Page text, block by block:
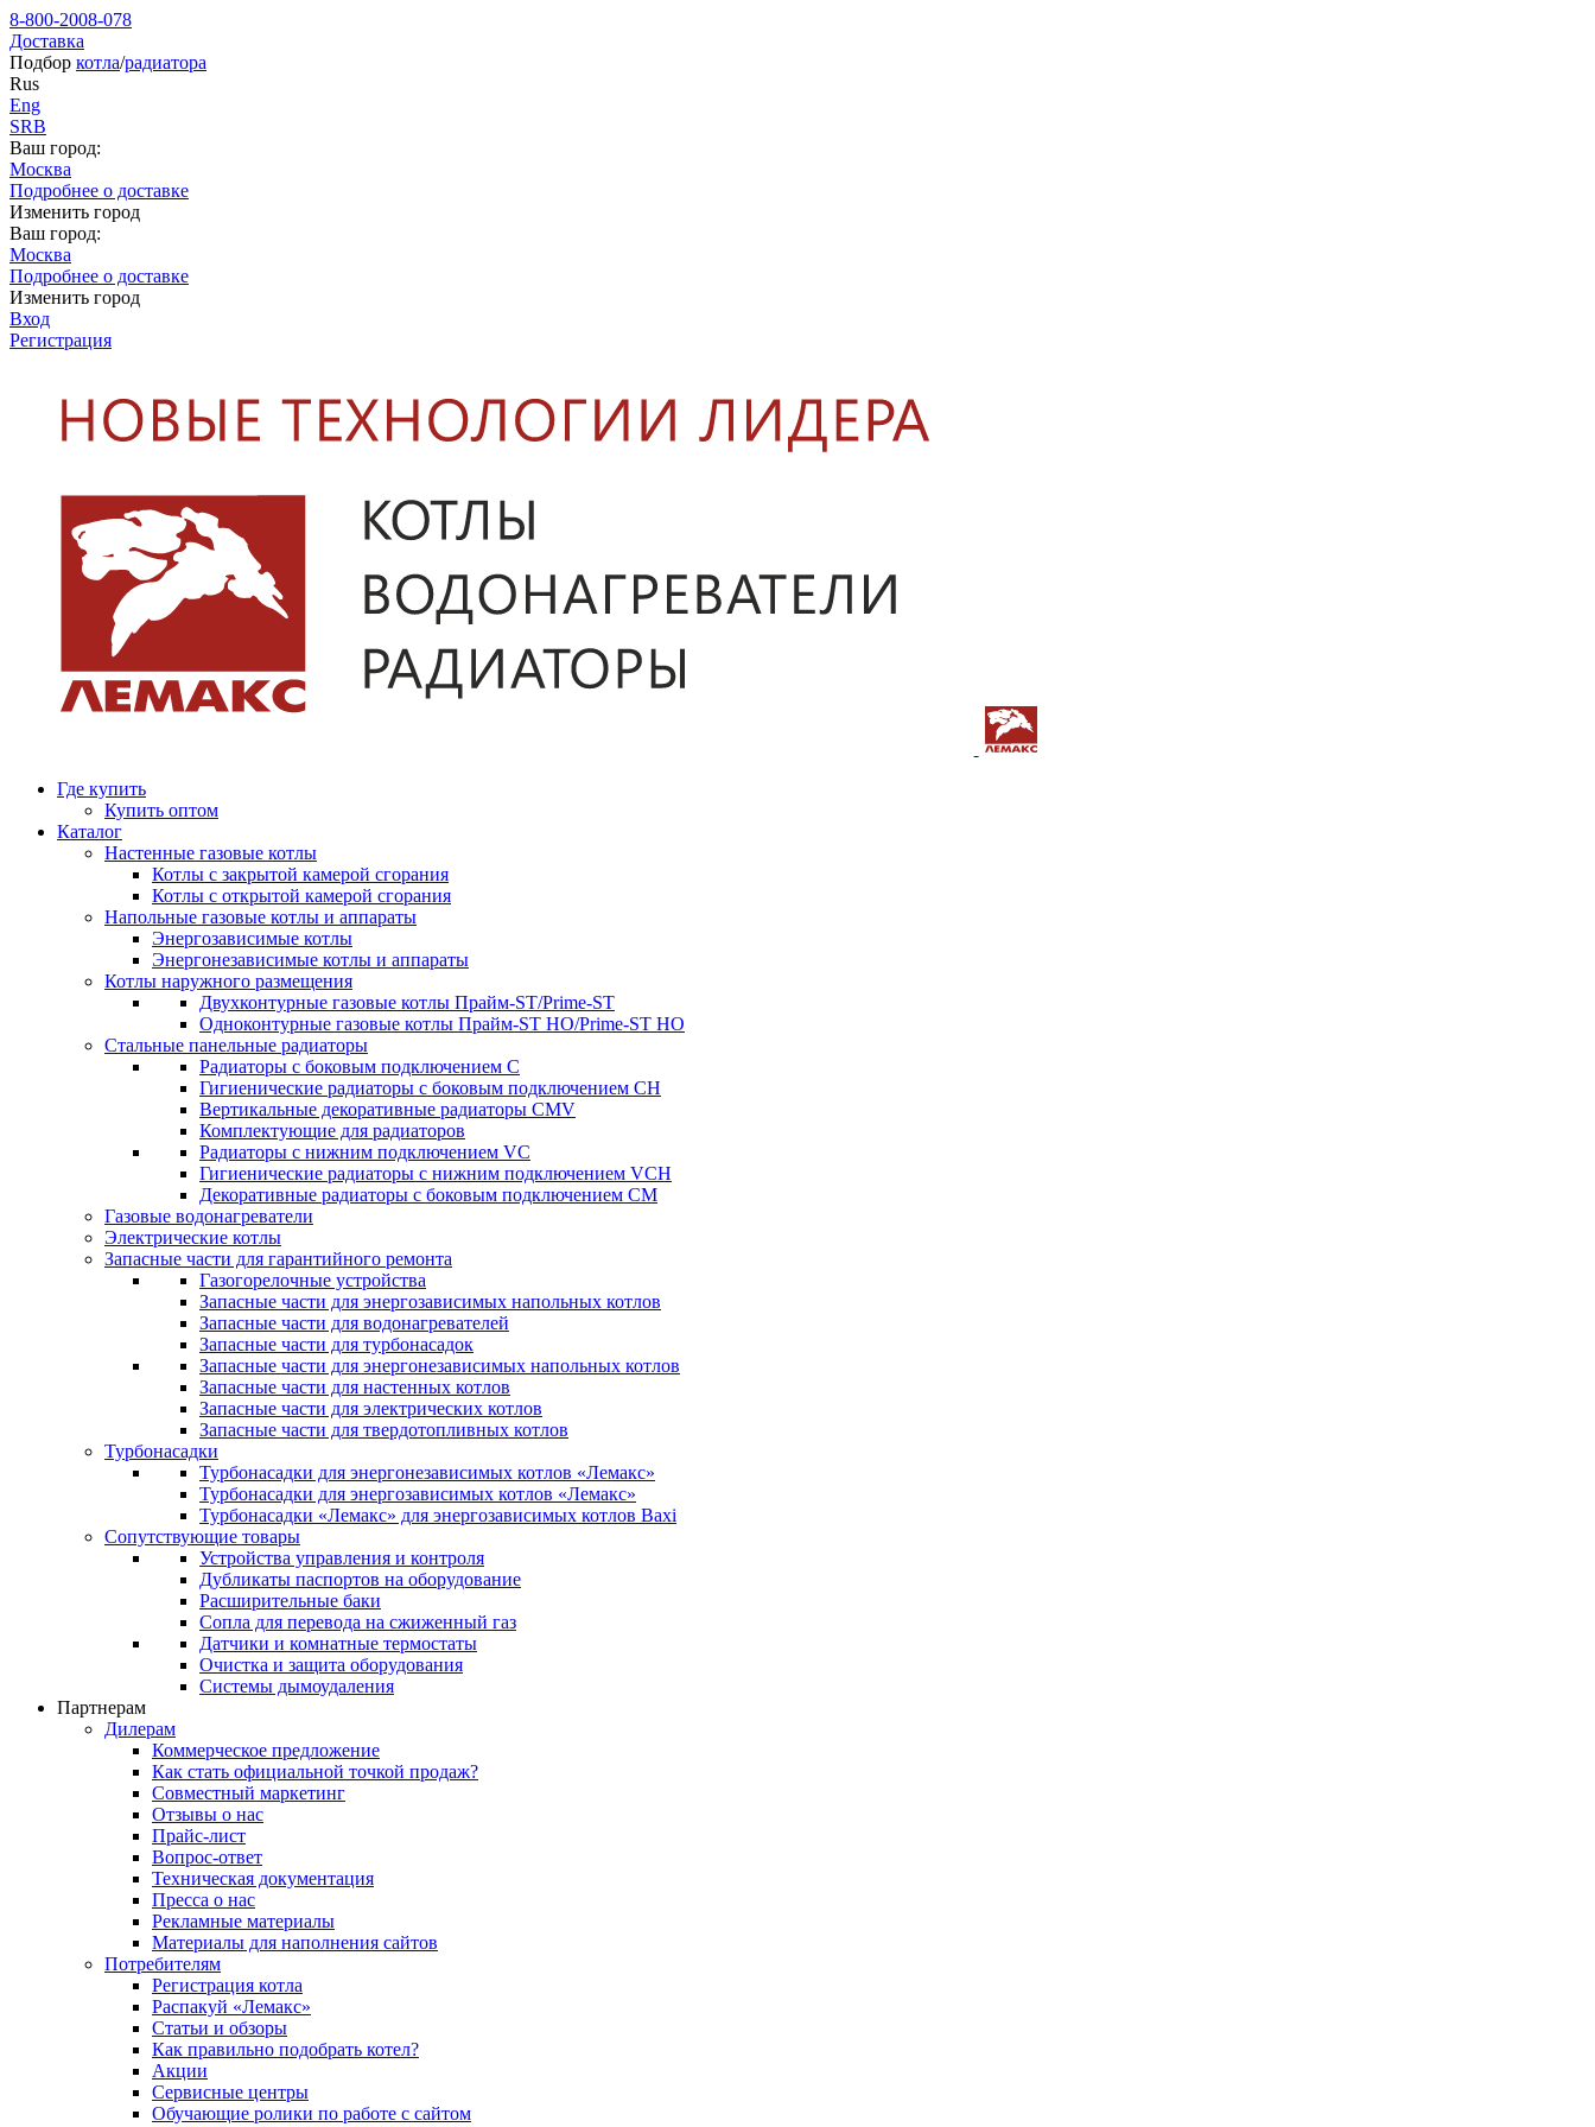
8-800-2008-078
Доставка
Подбор котла/радиатора
Rus
Eng
SRB
Ваш город:
Москва
Подробнее о доставке
Изменить город
Ваш город:
Москва
Подробнее о доставке
Изменить город
Вход
Регистрация
Где купить
Купить оптом
Каталог
Настенные газовые котлы
Котлы с закрытой камерой сгорания
Котлы с открытой камерой сгорания
Напольные газовые котлы и аппараты
Энергозависимые котлы
Энергонезависимые котлы и аппараты
Котлы наружного размещения
Двухконтурные газовые котлы Прайм-ST/Prime-ST
Одноконтурные газовые котлы Прайм-ST HO/Prime-ST HO
Стальные панельные радиаторы
Радиаторы c боковым подключением C
Гигиенические радиаторы c боковым подключением CH
Вертикальные декоративные радиаторы CMV
Комплектующие для радиаторов
Радиаторы c нижним подключением VC
Гигиенические радиаторы c нижним подключением VCH
Декоративные радиаторы с боковым подключением CM
Газовые водонагреватели
Электрические котлы
Запасные части для гарантийного ремонта
Газогорелочные устройства
Запасные части для энергозависимых напольных котлов
Запасные части для водонагревателей
Запасные части для турбонасадок
Запасные части для энергонезависимых напольных котлов
Запасные части для настенных котлов
Запасные части для электрических котлов
Запасные части для твердотопливных котлов
Турбонасадки
Турбонасадки для энергонезависимых котлов «Лемакс»
Турбонасадки для энергозависимых котлов «Лемакс»
Турбонасадки «Лемакс» для энергозависимых котлов Baxi
Сопутствующие товары
Устройства управления и контроля
Дубликаты паспортов на оборудование
Расширительные баки
Сопла для перевода на сжиженный газ
Датчики и комнатные термостаты
Очистка и защита оборудования
Системы дымоудаления
Партнерам
Дилерам
Коммерческое предложение
Как стать официальной точкой продаж?
Совместный маркетинг
Отзывы о нас
Прайс-лист
Вопрос-ответ
Техническая документация
Пресса о нас
Рекламные материалы
Материалы для наполнения сайтов
Потребителям
Регистрация котла
Распакуй «Лемакс»
Статьи и обзоры
Как правильно подобрать котел?
Акции
Сервисные центры
Обучающие ролики по работе с сайтом